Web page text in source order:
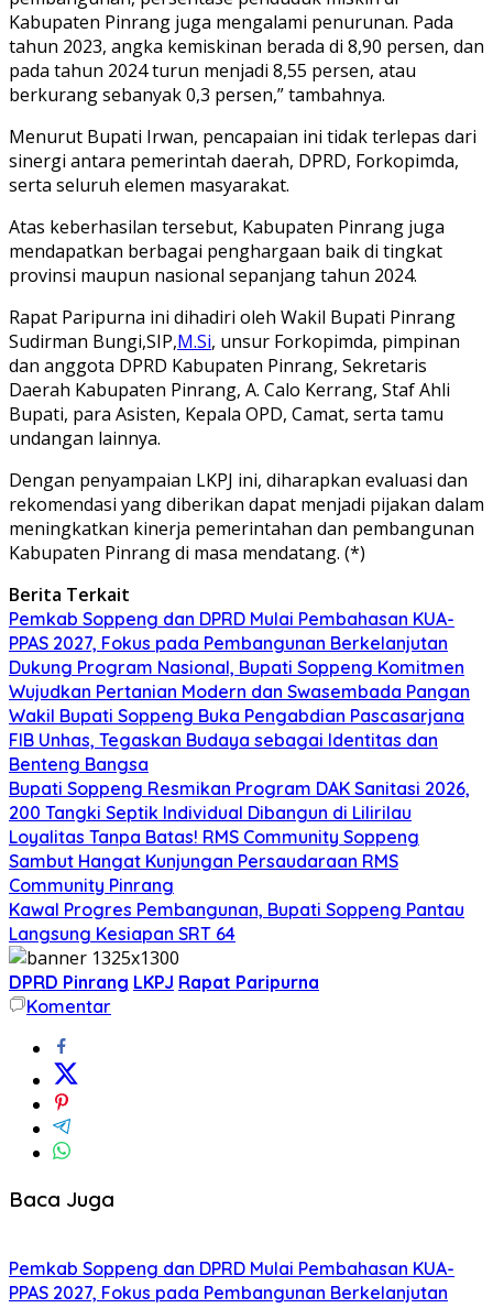
Kabupaten Pinrang juga mengalami penurunan. Pada
tahun 2023, angka kemiskinan berada di 8,90 persen, dan
pada tahun 2024 turun menjadi 8,55 persen, atau
berkurang sebanyak 0,3 persen,” tambahnya.
Menurut Bupati Irwan, pencapaian ini tidak terlepas dari
sinergi antara pemerintah daerah, DPRD, Forkopimda,
serta seluruh elemen masyarakat.
Atas keberhasilan tersebut, Kabupaten Pinrang juga
mendapatkan berbagai penghargaan baik di tingkat
provinsi maupun nasional sepanjang tahun 2024.
Rapat Paripurna ini dihadiri oleh Wakil Bupati Pinrang
Sudirman Bungi,SIP,M.Si, unsur Forkopimda, pimpinan
dan anggota DPRD Kabupaten Pinrang, Sekretaris
Daerah Kabupaten Pinrang, A. Calo Kerrang, Staf Ahli
Bupati, para Asisten, Kepala OPD, Camat, serta tamu
undangan lainnya.
Dengan penyampaian LKPJ ini, diharapkan evaluasi dan
rekomendasi yang diberikan dapat menjadi pijakan dalam
meningkatkan kinerja pemerintahan dan pembangunan
Kabupaten Pinrang di masa mendatang. (*)
Berita Terkait
Pemkab Soppeng dan DPRD Mulai Pembahasan KUA-
PPAS 2027, Fokus pada Pembangunan Berkelanjutan
Dukung Program Nasional, Bupati Soppeng Komitmen
Wujudkan Pertanian Modern dan Swasembada Pangan
Wakil Bupati Soppeng Buka Pengabdian Pascasarjana
FIB Unhas, Tegaskan Budaya sebagai Identitas dan
Benteng Bangsa
Bupati Soppeng Resmikan Program DAK Sanitasi 2026,
200 Tangki Septik Individual Dibangun di Lilirilau
Loyalitas Tanpa Batas! RMS Community Soppeng
Sambut Hangat Kunjungan Persaudaraan RMS
Community Pinrang
Kawal Progres Pembangunan, Bupati Soppeng Pantau
Langsung Kesiapan SRT 64
DPRD Pinrang LKPJ Rapat Paripurna
Komentar
Baca Juga
Pemkab Soppeng dan DPRD Mulai Pembahasan KUA-
PPAS 2027, Fokus pada Pembangunan Berkelanjutan